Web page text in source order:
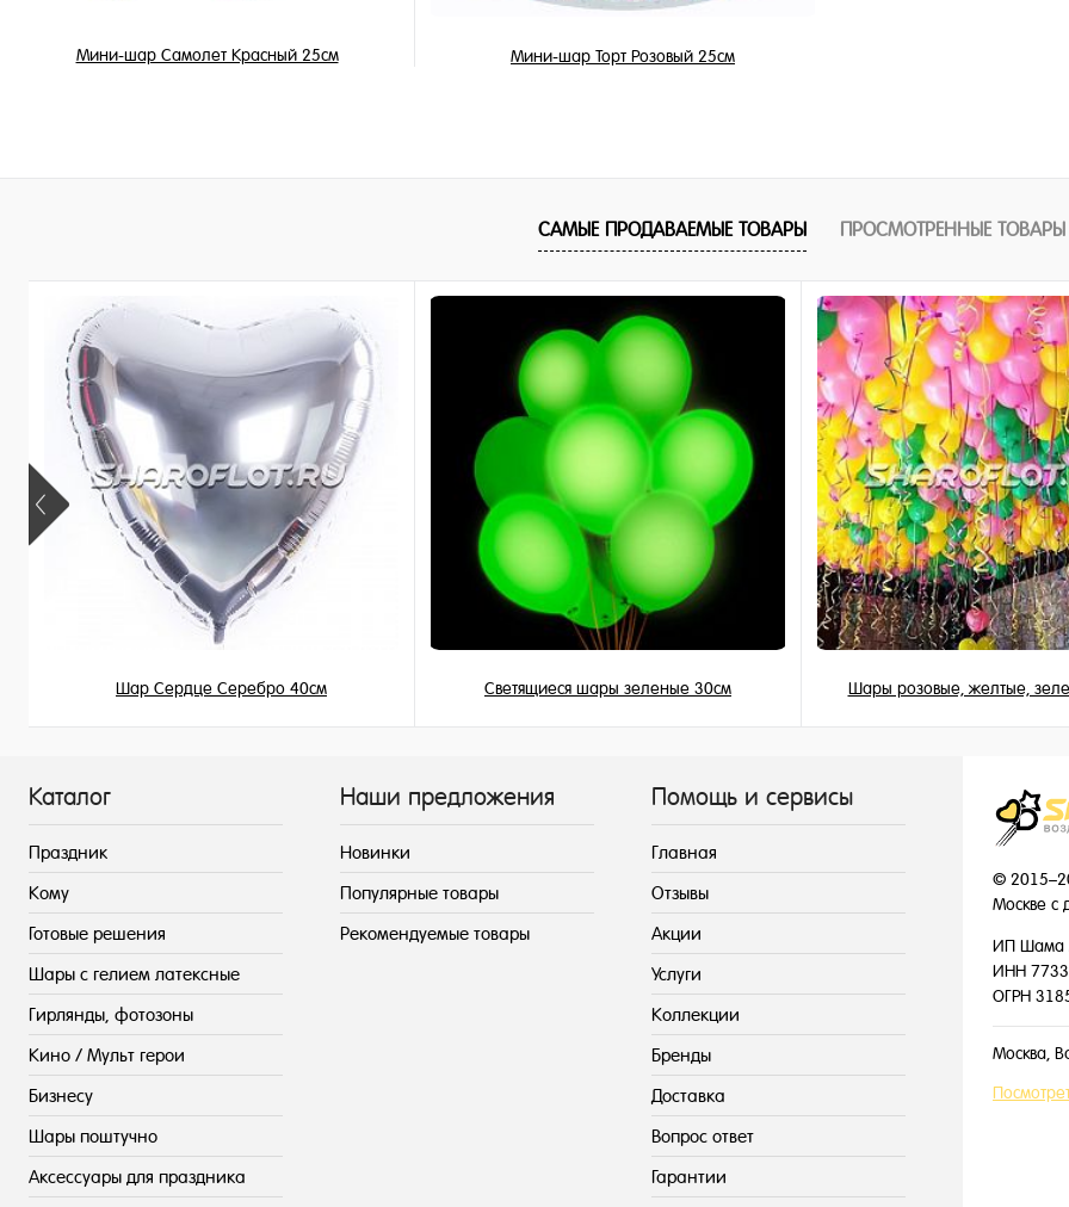
Мини-шар Самолет Красный 25см
В избранное
В наличии
Мини-шар Торт Розовый 25см
В избранное
САМЫЕ ПРОДАВАЕМЫЕ ТОВАРЫ ПРОСМОТРЕННЫЕ ТОВАРЫ
Шар Сердце Серебро 40см Светящиеся шары зеленые 30см Шары розовые, желтые,
Каталог
Праздник
Кому
Готовые решения
Шары с гелием латексные
Гирлянды, фотозоны
Кино / Мульт герои
Бизнесу
Шары поштучно
Аксессуары для праздника
Наши предложения
Новинки
Популярные товары
Рекомендуемые товары
Помощь и сервисы
Главная
Отзывы
Акции
Услуги
Коллекции
Бренды
Доставка
Вопрос ответ
Гарантии
©
Москве с
ИП Шама
ИНН
ОГРН
Москва,